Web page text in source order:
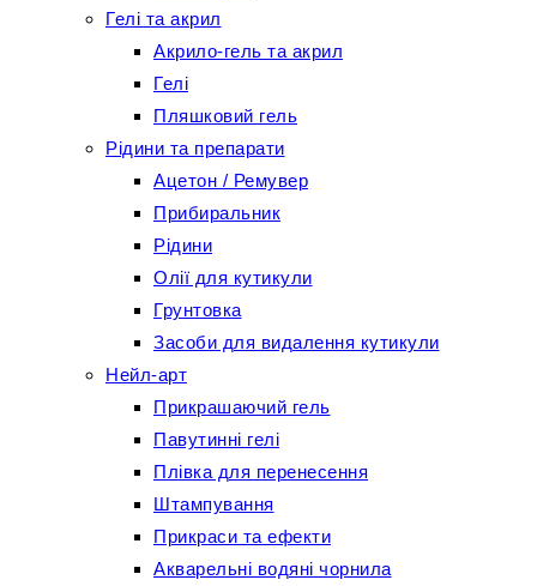
Гелі та акрил
Акрило-гель та акрил
Гелі
Пляшковий гель
Рідини та препарати
Ацетон / Ремувер
Прибиральник
Рідини
Олії для кутикули
Грунтовка
Засоби для видалення кутикули
Нейл-арт
Прикрашаючий гель
Павутинні гелі
Плівка для перенесення
Штампування
Прикраси та ефекти
Акварельні водяні чорнила